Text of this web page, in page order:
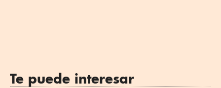
Te puede interesar